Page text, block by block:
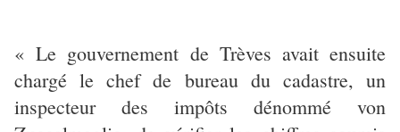
« Le gouvernement de Trèves avait ensuite
chargé le chef de bureau du cadastre, un
inspecteur des impôts dénommé von